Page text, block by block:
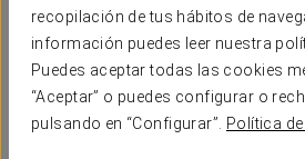
recopilación de tus hábitos de
información puedes leer nuestra
Puedes aceptar todas las cookies
“Aceptar” o puedes configurar o
pulsando en “Configurar”.
Política
15 €
Experiencia romántica